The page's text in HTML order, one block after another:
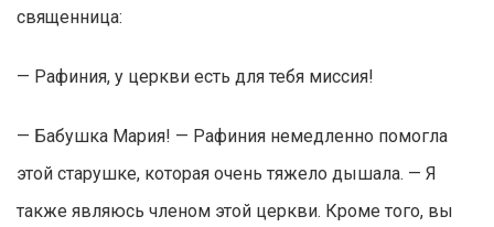
священница:
— Рафиния, у церкви есть для тебя миссия!
— Бабушка Мария! — Рафиния немедленно помогла
этой старушке, которая очень тяжело дышала. — Я
также являюсь членом этой церкви. Кроме того, вы